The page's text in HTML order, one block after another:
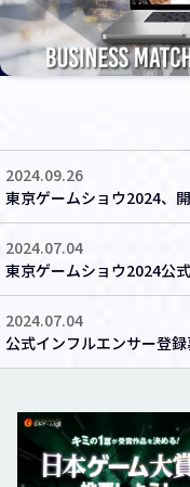
2024.09.26
東京ゲームショウ2024、
2024.07.04
東京ゲームショウ2024公
2024.07.04
公式インフルエンサー登